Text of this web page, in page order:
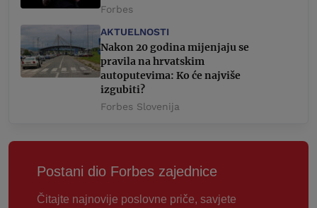
Forbes
AKTUELNOSTI
Nakon 20 godina mijenjaju se
pravila na hrvatskim
autoputevima: Ko će najviše
izgubiti?
Forbes Slovenija
Postani dio Forbes zajednice
Čitajte najnovije poslovne priče, savjete